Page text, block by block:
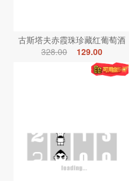
古斯塔夫赤霞珠珍藏红葡萄酒
328.00
129.00